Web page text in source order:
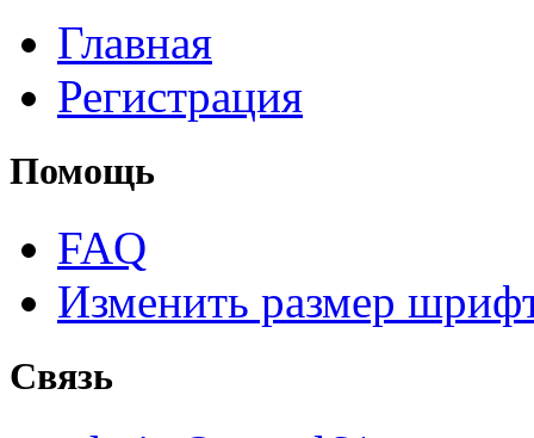
Главная
Регистрация
Помощь
FAQ
Изменить размер
Связь